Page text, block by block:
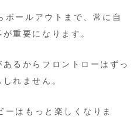
ールアウトまで、常に自
重要になります。
るからフロントローはずっ
れません。
はもっと楽しくなりま